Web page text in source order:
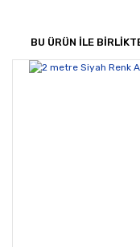
Ürün resmi
BU ÜRÜN İLE